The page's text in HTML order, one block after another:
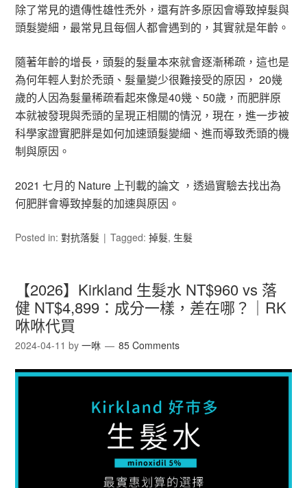
除了常見的遺傳性雄性禿外，還有許多原因會導致掉髮與
頭髮變細，最常見且每個人都會遇到的，其實就是年齡。
隨著年齡的增長，頭髮的髮量本來就會逐漸稀疏，這也是
為何年輕人對於禿頭、髮量變少很難接受的原因， 20幾
歲的人因為髮量稀疏看起來像是40幾、50歲，而肥胖原
本就被發現與禿頭的呈現正相關的情況，現在，進一步被
科學家證實肥胖是如何加速頭髮變細、進而導致禿頭的機
制與原因。
2021 七月的 Nature 上刊載的論文 ，透過實驗去找出為
何肥胖會導致掉髮的加速與原因。
Posted in:對抗落髮 Tagged:掉髮, 生髮
【2026】Kirkland 生髮水 NT$960 vs 落
健 NT$4,899：成分一樣，差在哪？｜RK
咻咻代買
2024-04-11 by一咻 85 Comments